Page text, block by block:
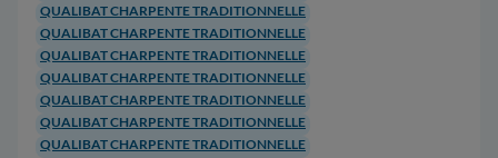
QUALIBAT CHARPENTE TRADITIONNELLE
QUALIBAT CHARPENTE TRADITIONNELLE
QUALIBAT CHARPENTE TRADITIONNELLE
QUALIBAT CHARPENTE TRADITIONNELLE
QUALIBAT CHARPENTE TRADITIONNELLE
QUALIBAT CHARPENTE TRADITIONNELLE
QUALIBAT CHARPENTE TRADITIONNELLE